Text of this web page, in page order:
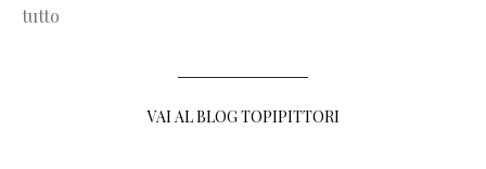
tutto
VAI AL BLOG TOPIPITTORI